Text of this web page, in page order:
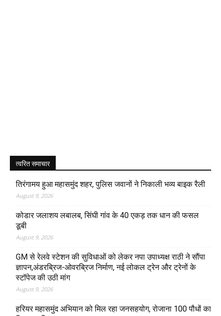
त्वरित समाचार
तिरंगामय हुआ महासमुंद शहर, पुलिस जवानों ने निकाली भव्य बाइक रैली
August 9, 2026
कोडार जलाशय लबालब, सिंघी गांव के 40 एकड़ तक धान की फसल
डूबी
August 9, 2026
GM से रेलवे स्टेशन की सुविधाओं को लेकर नपा उपाध्यक्ष राठी ने सौंपा
ज्ञापन,अंडरब्रिज-ओवरब्रिज निर्माण, नई लोकल ट्रेन और ट्रेनों के
स्टॉपेज की उठी मांग
August 9, 2026
हरियर महासमुंद अभियान को मिल रहा जनसहयोग, रोजाना 100 पौधों का